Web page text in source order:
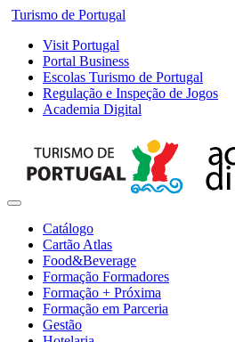
Turismo de Portugal
Visit Portugal
Portal Business
Escolas Turismo de Portugal
Regulação e Inspeção de Jogos
Academia Digital
Catálogo
Cartão Atlas
Food&Beverage
Formação Formadores
Formação + Próxima
Formação em Parceria
Gestão